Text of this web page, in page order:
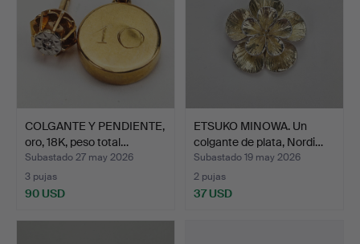
COLGANTE Y PENDIENTE,
oro, 18K, peso total…
Subastado 27 may 2026
3 pujas
90 USD
ETSUKO MINOWA. Un
colgante de plata, Nordi…
Subastado 19 may 2026
2 pujas
37 USD